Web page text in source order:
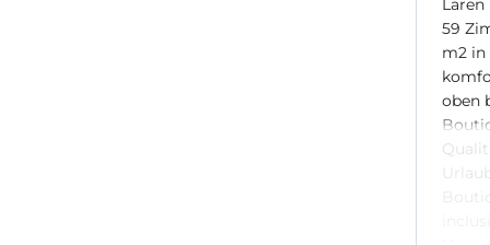
Laren
59
m2 in
oben